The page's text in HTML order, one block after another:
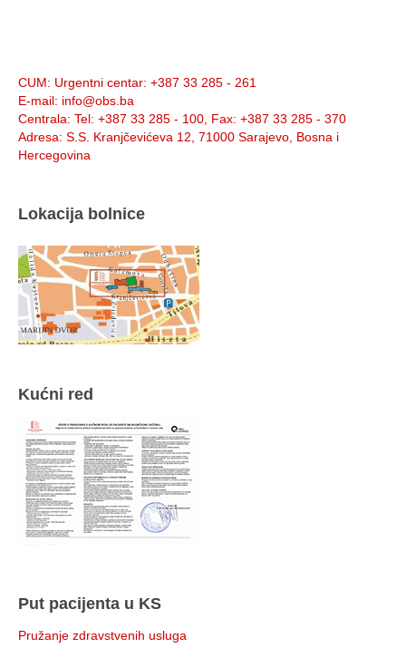
CUM: Urgentni centar: +387 33 285 - 261
E-mail: info@obs.ba
Centrala: Tel: +387 33 285 - 100, Fax: +387 33 285 - 370
Adresa: S.S. Kranjčevićeva 12, 71000 Sarajevo, Bosna i
Hercegovina
Lokacija bolnice
Kućni red
Put pacijenta u KS
Pružanje zdravstvenih usluga